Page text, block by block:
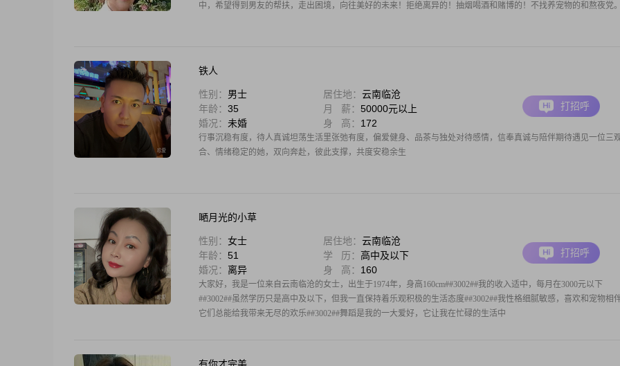
中，希望得到男友的帮扶，走出困境，向往美好的未来！拒绝离异的！抽烟喝酒和赌博的！不找养宠物的和熬夜党
铁人
性别： 男士 居住地： 云南临沧
年龄： 35 月 薪： 50000元以上
婚况： 未婚 身 高： 172
行事沉稳有度，待人真诚坦荡生活里张弛有度，偏爱健身、品茶与独处对待感情，信奉真诚与陪伴期待遇见一位三
合、情绪稳定的她，双向奔赴，彼此支撑，共度安稳余生
打招呼
嗮月光的小草
性别： 女士 居住地： 云南临沧
年龄： 51 学 历： 高中及以下
婚况： 离异 身 高： 160
大家好，我是一位来自云南临沧的女士，出生于1974年，身高160cm##3002##我的收入适中，每月在3000元以下
##3002##虽然学历只是高中及以下，但我一直保持着乐观积极的生活态度##3002##我性格细腻敏感，喜欢和宠物相
它们总能给我带来无尽的欢乐##3002##舞蹈是我的一大爱好，它让我在忙碌的生活中
打招呼